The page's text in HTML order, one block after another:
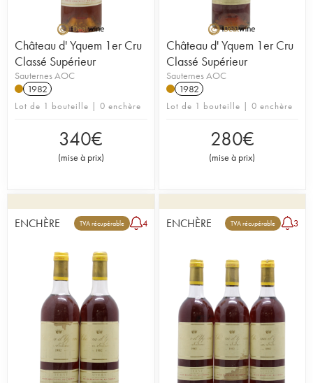
Château d' Yquem 1er Cru
Classé Supérieur
Sauternes AOC
1982
Lot de 1 bouteille | 0 enchère
340€
(mise à prix)
Château d' Yquem 1er Cru
Classé Supérieur
Sauternes AOC
1982
Lot de 1 bouteille | 0 enchère
280€
(mise à prix)
ENCHÈRE TVA récupérable 4 ENCHÈRE TVA récupérable 3